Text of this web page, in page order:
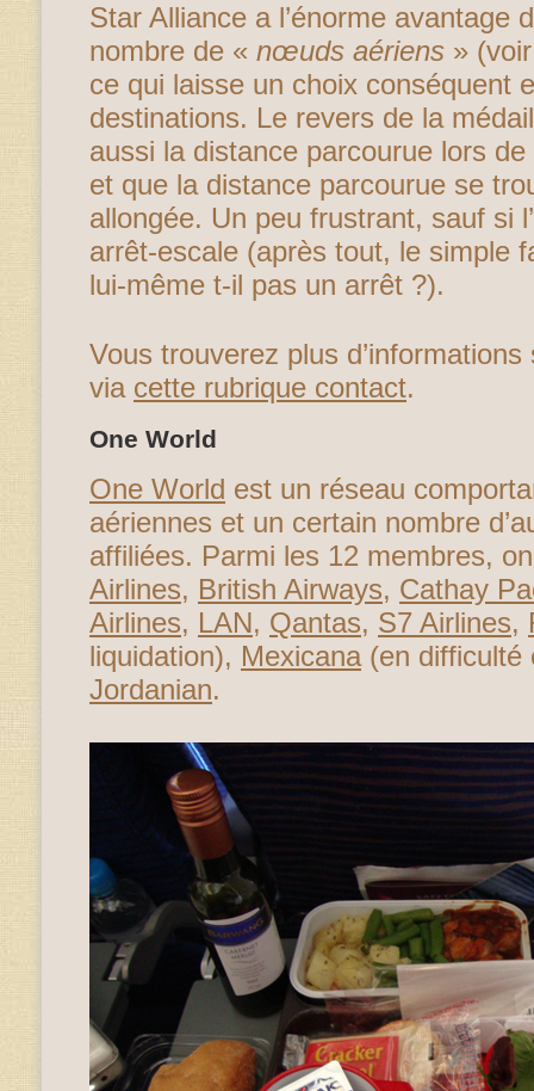
Star Alliance a l’énorme avantage
nombre de « nœuds aériens »
ce qui laisse un choix conséquent
destinations. Le revers de la
aussi la distance parcourue lors
et que la distance parcourue se
allongée. Un peu frustrant, sauf si
arrêt-escale (après tout, le simple
lui-même t-il pas un arrêt ?).
Vous trouverez plus
via cette rubrique contact.
One World
One World est un réseau
aériennes et un certain nombre
affiliées. Parmi les 12 membres,
Airlines, British Airways, Cathay
Airlines, LAN, Qantas, S7 Airlines,
liquidation), Mexicana(en difficulté
Jordanian.